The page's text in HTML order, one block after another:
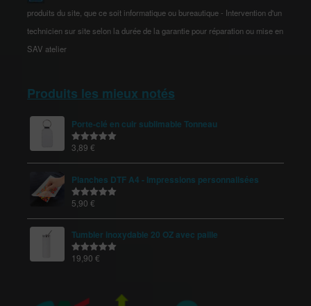
produits du site, que ce soit informatique ou bureautique - Intervention d'un
technicien sur site selon la durée de la garantie pour réparation ou mise en
SAV atelier
Produits les mieux notés
Porte-clé en cuir sublimable Tonneau
Note5.00
3,89 €
Planches DTF A4 - Impressions personnalisées
Note5.00
5,90 €
Tumbler inoxydable 20 OZ avec paille
Note5.00
19,90 €